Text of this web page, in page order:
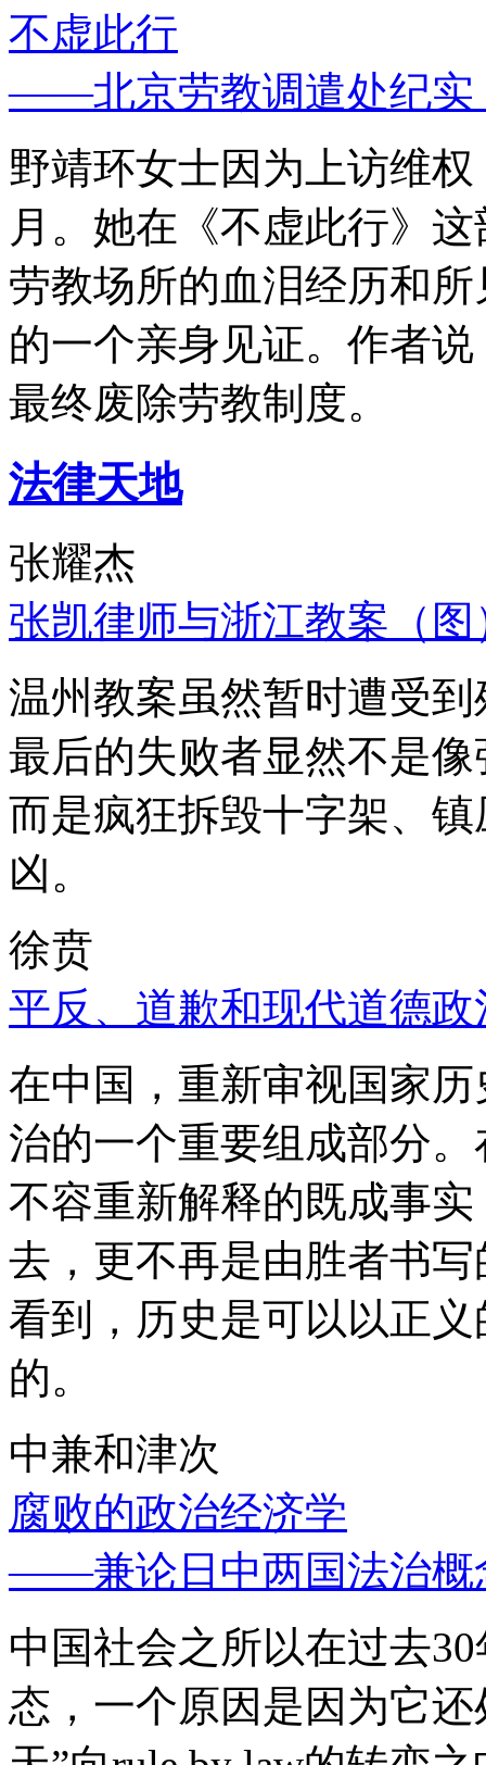
不虚此行
——北京劳教调遣处纪实
野靖环女士因为上访维
月。她在《不虚此行》
劳教场所的血泪经历和
的一个亲身见证。作者
最终废除劳教制度。
法律天地
张耀杰
张凯律师与浙江教案（图
温州教案虽然暂时遭受
最后的失败者显然不是
而是疯狂拆毁十字架、
凶。
徐贲
平反、道歉和现代道德政
在中国，重新审视国家
治的一个重要组成部分
不容重新解释的既成事
去，更不再是由胜者书
看到，历史是可以以正
的。
中兼和津次
腐败的政治经济学
——兼论日中两国法治概
中国社会之所以在过去
态，一个原因是因为它